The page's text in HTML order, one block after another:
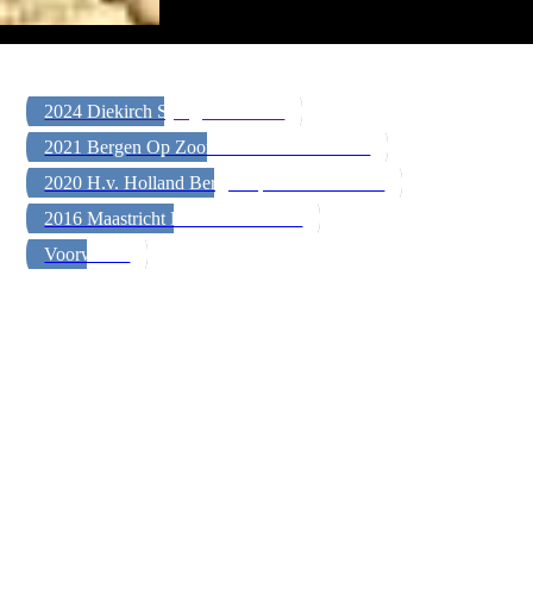
2024 Diekirch Sjengen 207 Km
2021 Bergen Op Zoom Maastricht 376 Km
2020 H.v. Holland Bergen op Zoom 258 Km
2016 Maastricht Diekirch 207 Km
Voorwoord